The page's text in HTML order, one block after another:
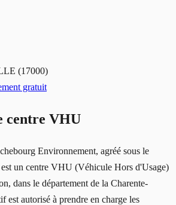
(17000)
gratuit
centre VHU
Environnement, agréé sous le
un centre VHU (Véhicule Hors d'Usage)
dans le département de la Charente-
est autorisé à prendre en charge les